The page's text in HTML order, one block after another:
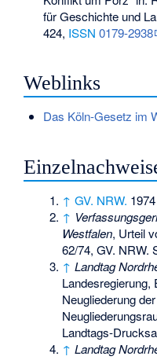
für Geschichte und
424, ISSN 0179-2938
Weblinks
Das Köln-Gesetz im
↑ GV. NRW.
↑
Westfalen, Urteil
62/74, GV. NRW.
↑ Landtag
Neugliederung
Landtags-
↑ Landtag